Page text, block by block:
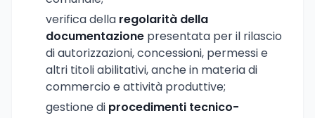
verifica della regolarità della
documentazione presentata per il rilascio
di autorizzazioni, concessioni, permessi e
altri titoli abilitativi, anche in materia di
commercio e attività produttive;
gestione di procedimenti tecnico-